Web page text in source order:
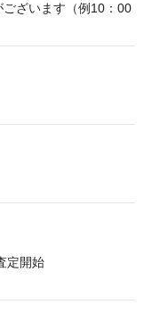
ざいます（例10：00
定開始